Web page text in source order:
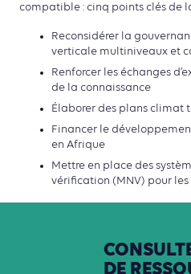
compatible : cinq points clés de
Reconsidérer la
verticale multiniveaux et
Renforcer les échanges
de la connaissance
Élaborer des plans climat
Financer le
en Afrique
Mettre en place des
vérification (MNV) pour les